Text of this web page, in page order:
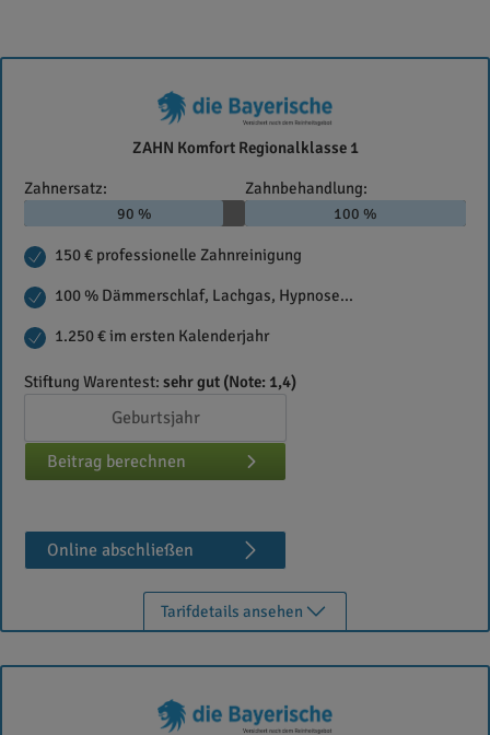
Die
ZAHN Komfort Regionalklasse 1
Zahnersatz:
90 %
Zahnbehandlung:
100 %
150 € professionelle Zahnreinigung
100 % Dämmerschlaf, Lachgas, Hypnose...
1.250 € im ersten Kalenderjahr
Stiftung Warentest: sehr gut (Note: 1,4)
Beitrag berechnen
Online abschließen
Tarifdetails ansehen